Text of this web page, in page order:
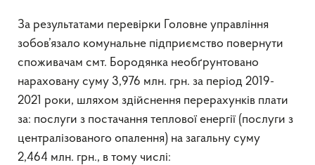
За результатами перевірки Головне управління
зобов’язало комунальне підприємство повернути
споживачам смт. Бородянка необґрунтовано
нараховану суму 3,976 млн. грн. за період 2019-
2021 роки, шляхом здійснення перерахунків плати
за: послуги з постачання теплової енергії (послуги з
централізованого опалення) на загальну суму
2,464 млн. грн., в тому числі: